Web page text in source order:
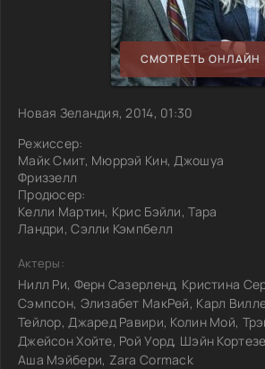
СМОТРЕТЬ ОНЛАЙН
Новая Зеландия, 2014, 01:30
Режиссер:
Майк Смит, Мюррэй Кин, Джошуа
Фриззелл
Продюсер:
Келли Мартин, Крис Бэйли, Тара
Ландри, Сэлли Кэмпбелл
Актеры:
Нилл Ри, Ферн Сазерленд, Кристина
Сэмпсон, Элизабет МакРей, Карл
Тейлор, Джаред Равири, Колин Мой,
Джейсон Хойте, Рой Уорд, Шэйн
Аша Мэйбери, Zara Cormack